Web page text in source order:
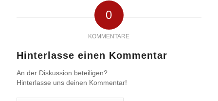
0
KOMMENTARE
Hinterlasse einen Kommentar
An der Diskussion beteiligen?
Hinterlasse uns deinen Kommentar!